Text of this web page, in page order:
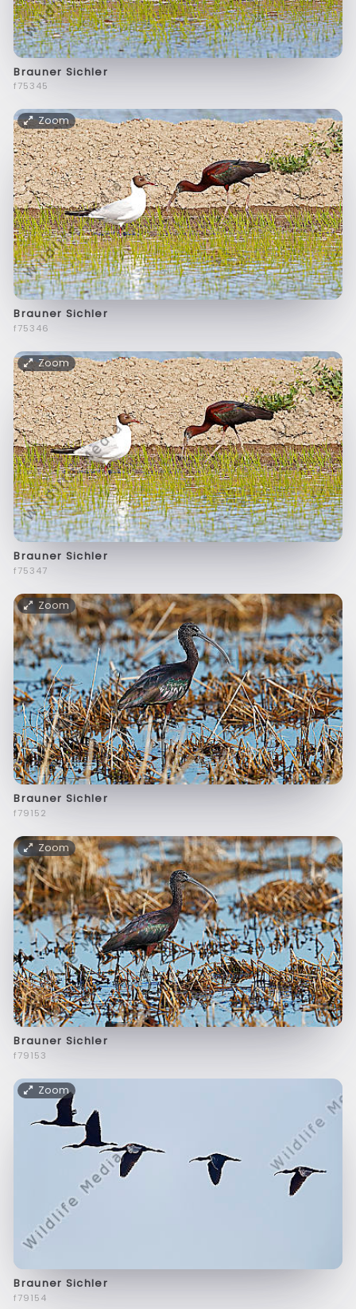
Brauner Sichler
f75345
Zoom
Brauner Sichler
f75346
Zoom
Brauner Sichler
f75347
Zoom
Brauner Sichler
f79152
Zoom
Brauner Sichler
f79153
Zoom
Brauner Sichler
f79154